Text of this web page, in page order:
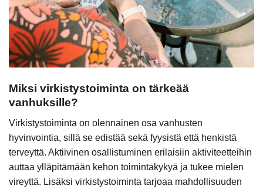
Miksi virkistystoiminta on tärkeää
vanhuksille?
Virkistystoiminta on olennainen osa vanhusten
hyvinvointia, sillä se edistää sekä fyysistä että henkistä
terveyttä. Aktiivinen osallistuminen erilaisiin aktiviteetteihin
auttaa ylläpitämään kehon toimintakykyä ja tukee mielen
vireyttä. Lisäksi virkistystoiminta tarjoaa mahdollisuuden